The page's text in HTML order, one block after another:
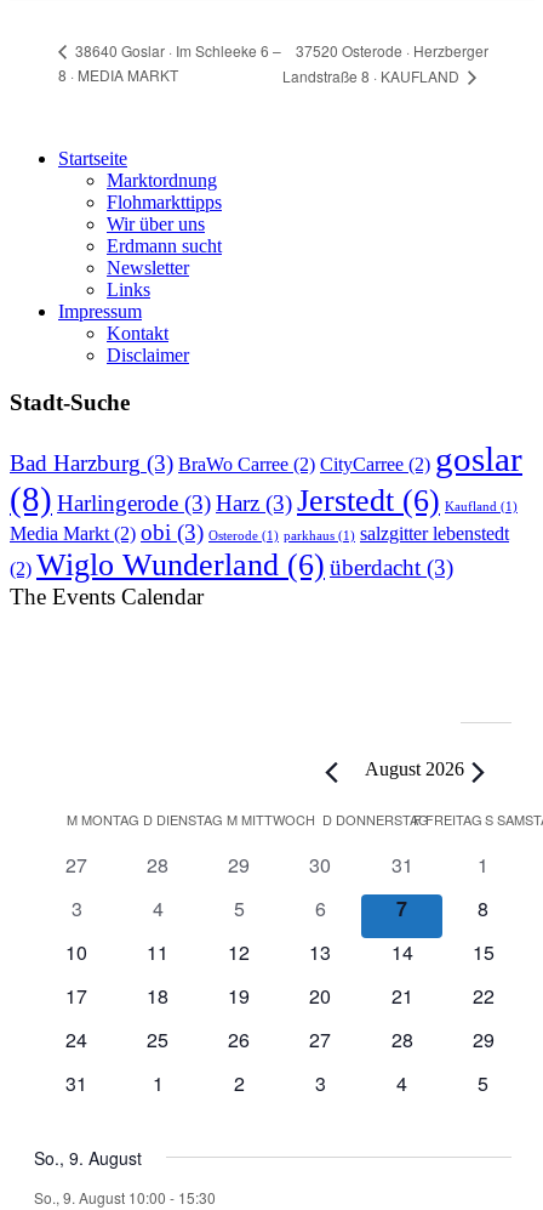
38640 Goslar · Im Schleeke 6 –
8 · MEDIA MARKT
37520 Osterode · Herzberger
Landstraße 8 · KAUFLAND
Startseite
Marktordnung
Flohmarkttipps
Wir über uns
Erdmann sucht
Newsletter
Links
Impressum
Kontakt
Disclaimer
Stadt-Suche
Bad Harzburg (3) BraWo Carree (2) CityCarree (2) goslar
(8) Harlingerode (3)Harz (3)Jerstedt (6) Kaufland (1)
Media Markt (2) obi (3) Osterode (1) parkhaus (1) salzgitter lebenstedt
(2) Wiglo Wunderland (6) überdacht (3)
The Events Calendar
August 2026
Kalender
von
MMONTAG D DIENSTAG MMITTWOCH D DONNERSTAG
FFREITAGS
0
27
0
28
0
Veranstaltungen
29
0
Veranstaltungen
30
0
Veranstaltungen
31
0
1
0
3
0
4
0
Veranstaltungen
5
0
Veranstaltungen
6
0
7
0
8
0
10
0
11
0
12
0
13
0
14
0
15
0
17
0
18
0
19
0
20
0
21
0
22
0
24
0
25
0
26
0
27
0
28
0
29
0
31
0
1
0
2
0
3
0
4
0
5
So., 9. August
So., 9. August 10:00 - 15:30